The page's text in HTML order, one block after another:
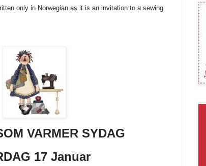
only in Norwegian as it is an invitation to a sewing
VARMER SYDAG
17 Januar